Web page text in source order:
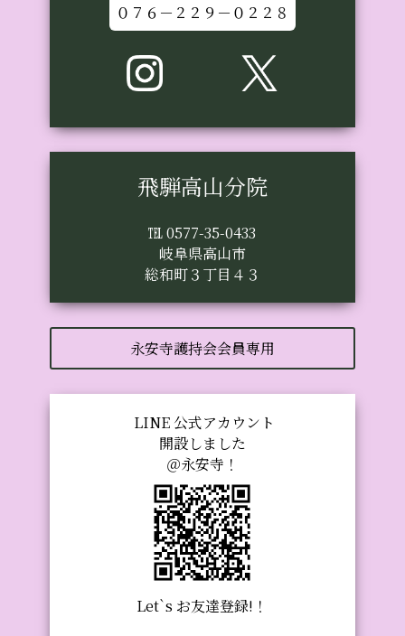
０７６－２２９－０２２８
飛騨高山分院
℡ 0577-35-0433
岐阜県高山市
総和町３丁目４３
永安寺護持会会員専用
LINE 公式アカウント
開設しました
＠永安寺！
Let`s お友達登録!！